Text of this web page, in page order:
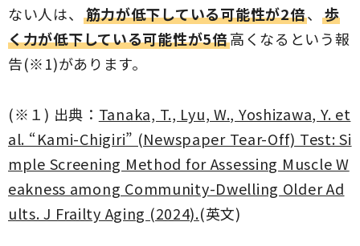
ない人は、
筋力が低下している可能性が2倍、歩
く力が低下している可能性が5倍高くなるという報
告(※1)があります。
(※１) 出典： Tanaka, T., Lyu, W., Yoshizawa, Y. et
al. “Kami-Chigiri” (Newspaper Tear-Off) Test: Si
mple Screening Method for Assessing Muscle W
eakness among Community-Dwelling Older Ad
ults. J Frailty Aging (2024).(英文)